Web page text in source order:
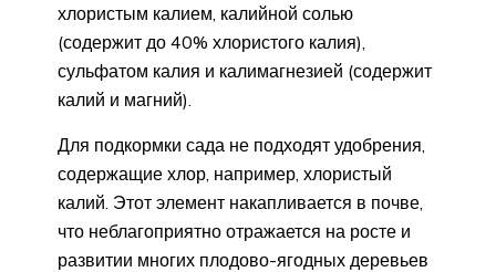
хлористым калием, калийной солью
(содержит до 40% хлористого калия),
сульфатом калия и калимагнезией (содержит
калий и магний).
Для подкормки сада не подходят удобрения,
содержащие хлор, например, хлористый
калий. Этот элемент накапливается в почве,
что неблагоприятно отражается на росте и
развитии многих плодово-ягодных деревьев